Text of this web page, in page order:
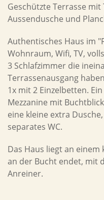
Geschützte Terrasse
Aussendusche und
Authentisches Haus im
Wohnraum, Wifi, TV,
3 Schlafzimmer die
Terrassenausgang
1x mit 2 Einzelbetten.
Mezzanine mit
eine kleine extra
separates WC.
Das Haus liegt an
an der Bucht endet, mit
Anreiner.